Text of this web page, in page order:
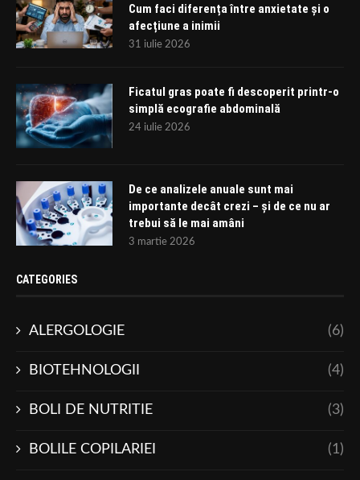
Cum faci diferența între anxietate și o
afecțiune a inimii
31 iulie 2026
Ficatul gras poate fi descoperit printr-o
simplă ecografie abdominală
24 iulie 2026
De ce analizele anuale sunt mai
importante decât crezi – și de ce nu ar
trebui să le mai amâni
3 martie 2026
CATEGORIES
ALERGOLOGIE (6)
BIOTEHNOLOGII (4)
BOLI DE NUTRITIE (3)
BOLILE COPILARIEI (1)